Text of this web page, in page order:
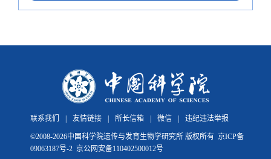
联系我们 友情链接 所长信箱 微信 违纪违法举报
©2008-2026中国科学院遗传与发育生物学研究所 版权所有 京ICP备
09063187号-2 京公网安备110402500012号